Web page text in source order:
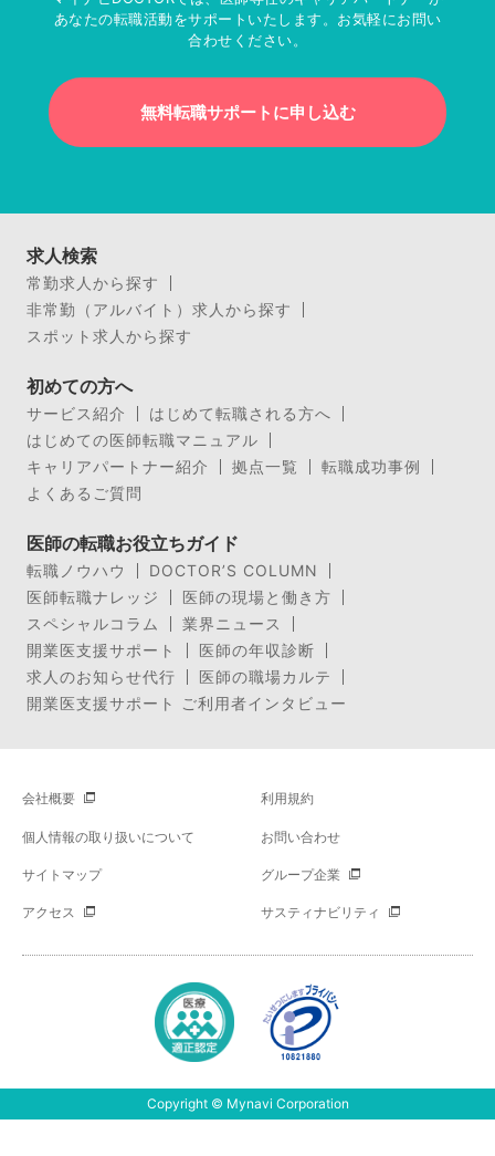
あなたの転職活動をサポートいたします。お気軽にお問い
合わせください。
無料転職サポートに申し込む
求人検索
常勤求人から探す
非常勤（アルバイト）求人から探す
スポット求人から探す
初めての方へ
サービス紹介
はじめて転職される方へ
はじめての医師転職マニュアル
キャリアパートナー紹介
拠点一覧
転職成功事例
よくあるご質問
医師の転職お役立ちガイド
転職ノウハウ
DOCTOR’S COLUMN
医師転職ナレッジ
医師の現場と働き方
スペシャルコラム
業界ニュース
開業医支援サポート
医師の年収診断
求人のお知らせ代行
医師の職場カルテ
開業医支援サポート ご利用者インタビュー
会社概要 利用規約
個人情報の取り扱いについて お問い合わせ
サイトマップ グループ企業
アクセス サスティナビリティ
Copyright © Mynavi Corporation